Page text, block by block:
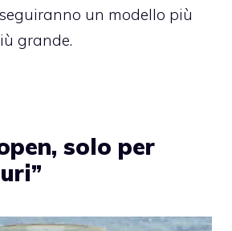
un modello più
grande.
solo per